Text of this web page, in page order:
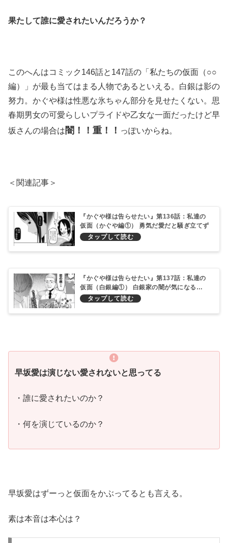
果たして誰に愛されたいんだろうか？
このへんはコミック146話と147話の「私たちの仮面（○○
編）」が最も当てはまる人物であるといえる。白銀は影の
努力。かぐや様は性悪な氷ちゃん部分を見せたくない。思
春期男女の可愛らしいプライドや乙女な一面だったけど早
坂さんの場合は闇！！重！！ っぽいからね。
＜関連記事＞
『かぐや様は告らせたい』第136話：私達の
仮面（かぐや編①） 勇気だ愛だと騒ぎ立てず
にその気になればいい！
『かぐや様は告らせたい』第137話：私達の
仮面（白銀編①） 白銀家の闇が気になる…
早坂愛は演じない愛されないと思ってる
・誰に愛されたいのか？
・何を演じているのか？
早坂愛はずーっと仮面をかぶってるとも言える。
素は本音は本心は？